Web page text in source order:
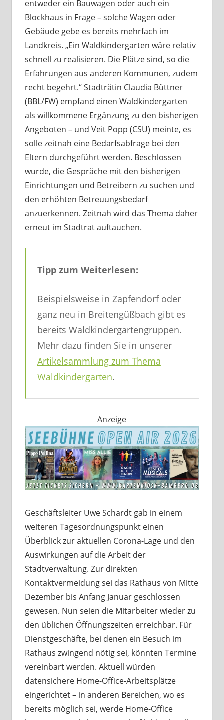
entweder ein Bauwagen oder auch ein
Blockhaus in Frage – solche Wagen oder
Gebäude gebe es bereits mehrfach im
Landkreis. „Ein Waldkindergarten wäre relativ
schnell zu realisieren. Die Plätze sind, so die
Erfahrungen aus anderen Kommunen, zudem
recht begehrt.“ Stadträtin Claudia Büttner
(BBL/FW) empfand einen Waldkindergarten
als willkommene Ergänzung zu den bisherigen
Angeboten – und Veit Popp (CSU) meinte, es
solle zeitnah eine Bedarfsabfrage bei den
Eltern durchgeführt werden. Beschlossen
wurde, die Gespräche mit den bisherigen
Einrichtungen und Betreibern zu suchen und
den erhöhten Betreuungsbedarf
anzuerkennen. Zeitnah wird das Thema daher
erneut im Stadtrat auftauchen.
Tipp zum Weiterlesen:
Beispielsweise in Zapfendorf oder
ganz neu in Breitengüßbach gibt es
bereits Waldkindergartengruppen.
Mehr dazu finden Sie in unserer
Artikelsammlung zum Thema
Waldkindergarten.
Anzeige
Geschäftsleiter Uwe Schardt gab in einem
weiteren Tagesordnungspunkt einen
Überblick zur aktuellen Corona-Lage und den
Auswirkungen auf die Arbeit der
Stadtverwaltung. Zur direkten
Kontaktvermeidung sei das Rathaus von Mitte
Dezember bis Anfang Januar geschlossen
gewesen. Nun seien die Mitarbeiter wieder zu
den üblichen Öffnungszeiten erreichbar. Für
Dienstgeschäfte, bei denen ein Besuch im
Rathaus zwingend nötig sei, könnten Termine
vereinbart werden. Aktuell würden
datensichere Home-Office-Arbeitsplätze
eingerichtet – in anderen Bereichen, wo es
bereits möglich sei, werde Home-Office